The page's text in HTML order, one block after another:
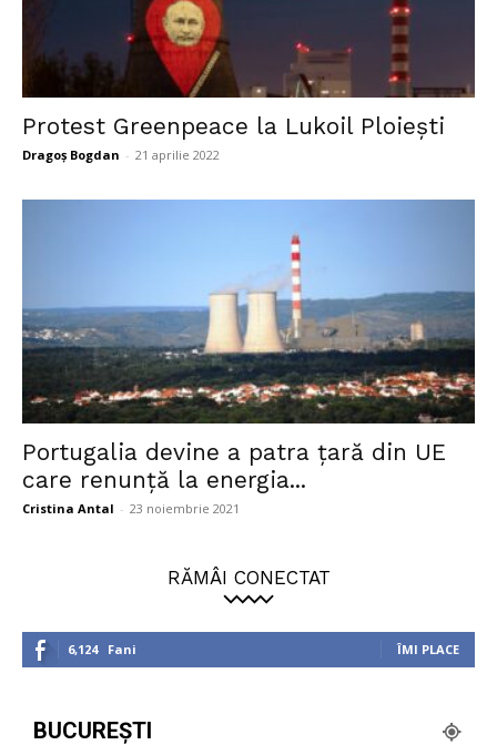
Protest Greenpeace la Lukoil Ploiești
Dragoș Bogdan - 21 aprilie 2022
Portugalia devine a patra țară din UE
care renunță la energia...
Cristina Antal - 23 noiembrie 2021
RĂMÂI CONECTAT
6,124 Fani ÎMI PLACE
BUCUREȘTI